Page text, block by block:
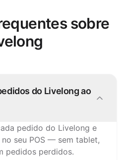
sobre
do Livelong ao
pedido do Livelong e
seu POS — sem tablet,
pedidos perdidos.